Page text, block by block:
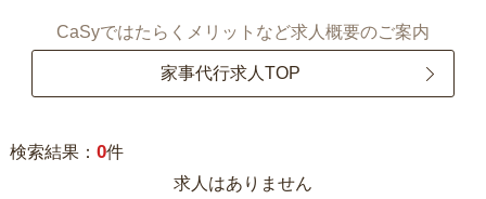
CaSyではたらくメリットなど求人概要のご案内
家事代行求人TOP
検索結果： 0件
求人はありません